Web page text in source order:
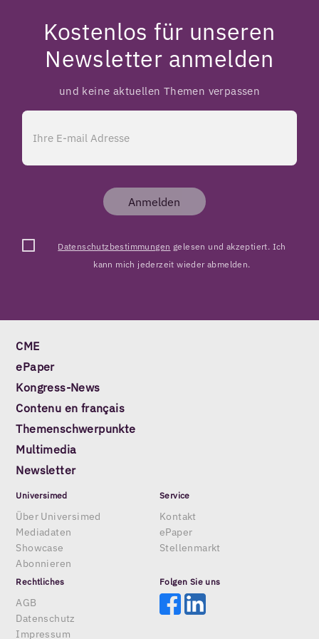
Kostenlos für unseren
Newsletter anmelden
und keine aktuellen Themen verpassen
Anmelden
Datenschutzbestimmungen gelesen und akzeptiert. Ich
kann mich jederzeit wieder abmelden.
CME
ePaper
Kongress-News
Contenu en français
Themenschwerpunkte
Multimedia
Newsletter
Universimed
Über Universimed
Mediadaten
Showcase
Abonnieren
Service
Kontakt
ePaper
Stellenmarkt
Rechtliches
AGB
Datenschutz
Impressum
Folgen Sie uns